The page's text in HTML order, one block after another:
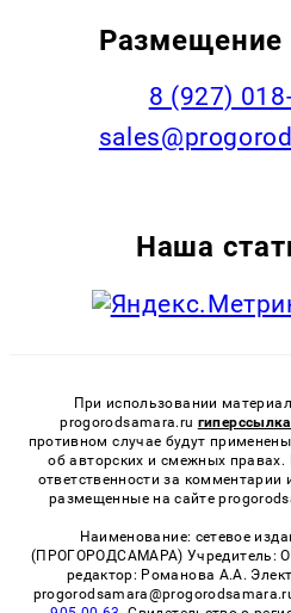
8 (927)
Наша
При использовании
progorodsamara.ru
противном случае будут
об авторских и смежных правах.
ответственности за
размещенные на сайте
Наименование: сетевое
(ПРОГОРОДСАМАРА) Учредитель:
редактор: Романова А.А.